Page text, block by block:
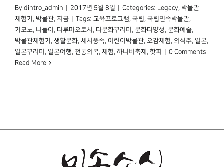
By dintro_admin 2017년 5월 8일 Categories: Legacy, 박물관
체험기 , 박물관, 지금 Tags: 교육프로그램, 국립, 국립민속박물관,
기모노, 나들이 , 다루마오토시 , 다문화꾸러미 , 문화다양성, 문화예술,
박물관체험기 , 생활문화, 세시풍속, 어린이박물관, 오감체험, 의식주, 일본,
일본꾸러미 , 일본여행, 전통의복, 체험, 하나비축제 , 핫피
0 Comments
Read More